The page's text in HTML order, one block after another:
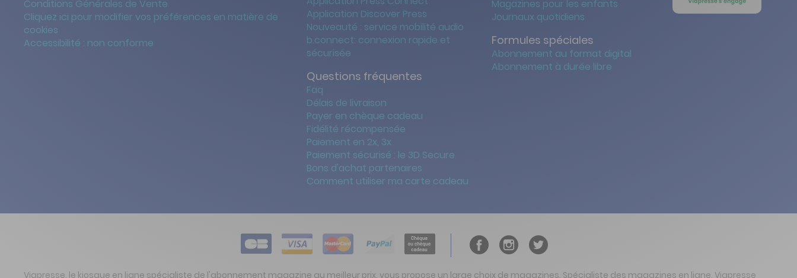
Conditions Générales de Vente
Cliquez ici pour modifier vos préférences en matière de
cookies
Accessibilité : non conforme
Application Discover Press
Nouveauté : service mobilité audio
b.connect: connexion rapide et
sécurisée
Questions fréquentes
Faq
Délais de livraison
Payer en chèque cadeau
Fidélité récompensée
Paiement en 2x, 3x
Paiement sécurisé : le 3D Secure
Bons d'achat partenaires
Comment utiliser ma carte cadeau
Magazines pour les enfants
Journaux quotidiens
Formules spéciales
Abonnement au format digital
Abonnement à durée libre
Viapresse, le kiosque en ligne spécialiste de l'abonnement magazine au meilleur prix, vous propose un large choix de magazines. Spécialiste des magazines en ligne, Viapresse